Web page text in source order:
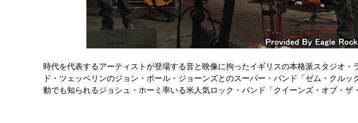
時代を代表するアーティストが登場する音と映像に拘ったイギリスの本格派スタジオ・
ド・ツェッペリンのジョン・ポール・ジョーンズとのスーパー・バンド「ゼム・クル
動でも知られるジョシュ・ホーミ率いる米人気ロック・バンド「クイーンズ・オブ・ザ